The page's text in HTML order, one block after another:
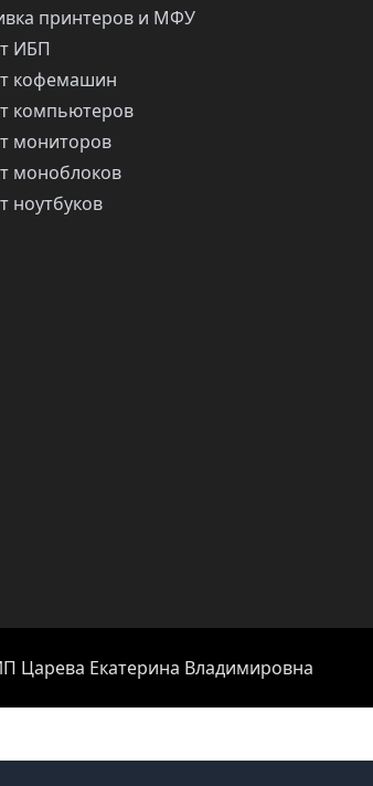
принтеров и МФУ
ИБП
кофемашин
компьютеров
мониторов
моноблоков
ноутбуков
Царева Екатерина Владимировна